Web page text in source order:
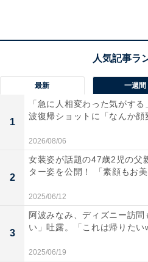
最新 一週間
1
「急に人相変わった気がす
波復帰ショットに「なんか
2026/08/06
2
女装姿が話題の47歳2児の父
ター姿を公開！ 「素顔もお
2025/06/12
3
阿波みなみ、ディズニー訪問
い」吐露。「これは帰りた
2025/06/19